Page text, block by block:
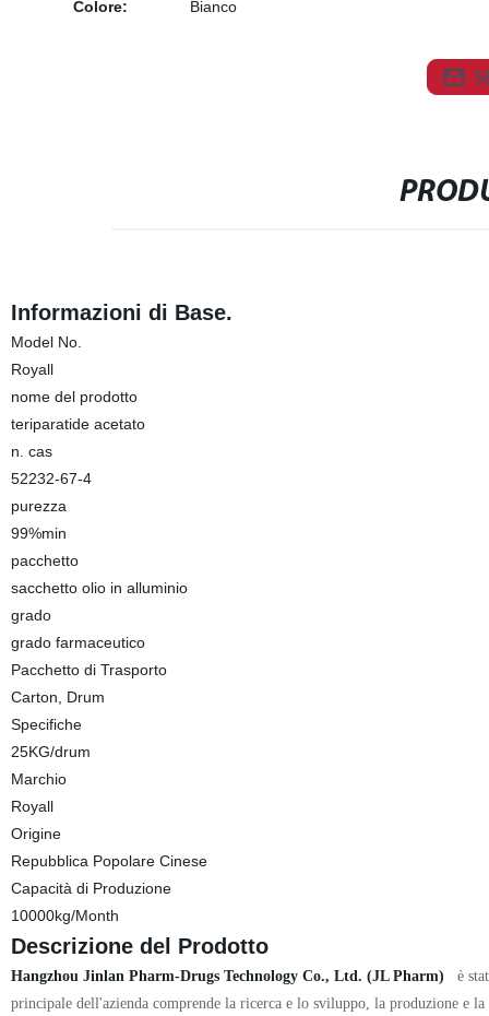
Colore:
Bianco
Informazioni di Base.
Model No.
Royall
nome del prodotto
teriparatide acetato
n. cas
52232-67-4
purezza
99%min
pacchetto
sacchetto olio in alluminio
grado
grado farmaceutico
Pacchetto di Trasporto
Carton, Drum
Specifiche
25KG/drum
Marchio
Royall
Origine
Repubblica Popolare Cinese
Capacità di Produzione
10000kg/Month
Descrizione del Prodotto
Hangzhou Jinlan Pharm-Drugs Technology Co., Ltd. (JL Pharm)
è
principale dell'azienda comprende la ricerca e lo sviluppo, la produzione